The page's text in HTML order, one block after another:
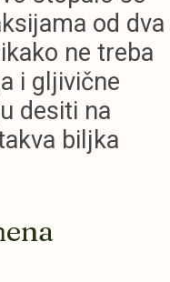
od dva
ne treba
i gljivične
desiti na
biljka